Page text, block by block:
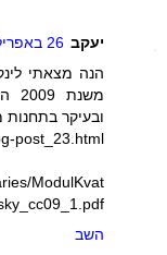
יעקב 26 באפריל 2012 בשעה 23:59
הנה מצאתי
ובעיקר
post_23.html
ModulKvat
השב